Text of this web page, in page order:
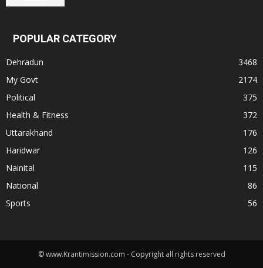
POPULAR CATEGORY
Dehradun
3468
My Govt
2174
Political
375
Health & Fitness
372
Uttarakhand
176
Haridwar
126
Nainital
115
National
86
Sports
56
© www.Krantimission.com - Copyright all rights reserved